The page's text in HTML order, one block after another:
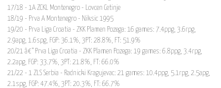
17/18 - 1A ZCKL Montenegro - Lovcen Cetinje
18/19 - Prva A Montenegro - Niksic 1995
19/20 - Prva Liga Croatia - ZKK Plamen Pozega: 16 games: 7.4ppg, 3.6rpg,
2.9apg, 1.6spg, FGP: 36.1%, 3PT: 28.8%, FT: 51.9%
20/21 â€“ Prva Liga Croatia - ZKK Plamen Pozega: 19 games: 6.8ppg, 3.4rpg,
2.2apg, FGP: 33.7%, 3PT: 21.8%, FT: 66.0%
21/22 - 1 ZLS Serbia - Radnicki Kragujevac: 21 games: 10.4ppg, 5.1rpg, 2.5apg,
2.1spg, FGP: 47.4%, 3PT: 20.3%, FT: 66.7%